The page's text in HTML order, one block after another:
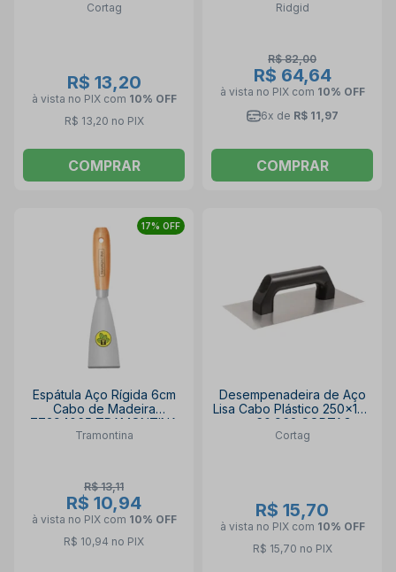
Cortag
R$ 13,20
à vista no PIX com 10% OFF
R$ 13,20 no PIX
COMPRAR
Ridgid
R$ 82,00
R$ 64,64
à vista no PIX com 10% OFF
6x de R$ 11,97
COMPRAR
17% OFF
Espátula Aço Rígida 6cm
Cabo de Madeira
77394065 TRAMONTINA
Tramontina
R$ 13,11
R$ 10,94
à vista no PIX com 10% OFF
R$ 10,94 no PIX
Desempenadeira de Aço
Lisa Cabo Plástico 250x120
mm 60.962 CORTAG
Cortag
R$ 15,70
à vista no PIX com 10% OFF
R$ 15,70 no PIX